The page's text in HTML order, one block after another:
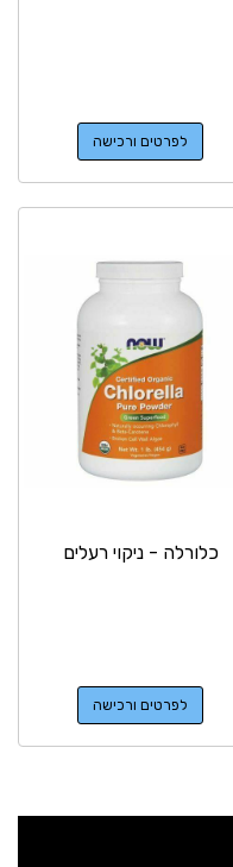
לפרטים ורכישה
כלורלה - ניקוי רעלים
לפרטים ורכישה